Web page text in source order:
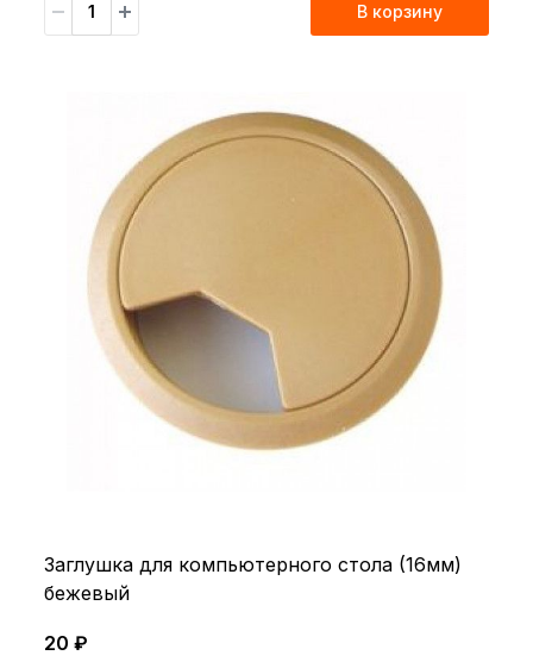
В корзину
Заглушка для компьютерного стола (16мм)
бежевый
20 ₽